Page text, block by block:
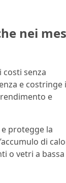
nei
costi senza
e costringe
e
protegge la
di
o vetri a bassa